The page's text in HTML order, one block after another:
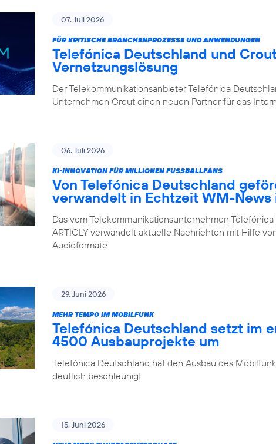
07. Juli 2026
FÜR KRITISCHE BRANCHENPROZESSE UND ANWENDUNGEN
Telefónica Deutschland und
Vernetzungslösung
Der Telekommunikationsanbieter Telefónica
Unternehmen Crout einen neuen Partner für das
06. Juli 2026
KI-INNOVATION FÜR MILLIONEN FUSSBALLFANS
Von Telefónica Deutschland
verwandelt in Echtzeit WM-News
Das vom Telekommunikationsunternehmen
ARTICLY verwandelt aktuelle Nachrichten mit Hilfe
Audioformate
29. Juni 2026
MEHR TEMPO IM MOBILFUNK
Telefónica Deutschland setzt im
4500 Ausbauprojekte um
Telefónica Deutschland hat den Ausbau des
deutlich beschleunigt
15. Juni 2026